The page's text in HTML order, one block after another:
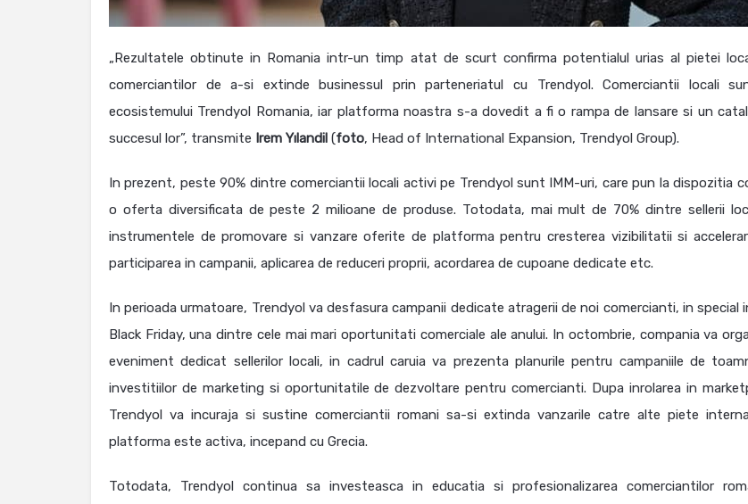
„Rezultatele obtinute in Romania intr-un timp atat de scurt confirma potentialul urias al pietei
comerciantilor de a-si extinde businessul prin parteneriatul cu Trendyol. Comerciantii locali
ecosistemului Trendyol Romania, iar platforma noastra s-a dovedit a fi o rampa de lansare si un
succesul lor”, transmite Irem Yılandil (foto, Head of International Expansion, Trendyol Group).
In prezent, peste 90% dintre comerciantii locali activi pe Trendyol sunt IMM-uri, care pun la dispozitia
o oferta diversificata de peste 2 milioane de produse. Totodata, mai mult de 70% dintre sellerii
instrumentele de promovare si vanzare oferite de platforma pentru cresterea vizibilitatii si
participarea in campanii, aplicarea de reduceri proprii, acordarea de cupoane dedicate etc.
In perioada urmatoare, Trendyol va desfasura campanii dedicate atragerii de noi comercianti, in special
Black Friday, una dintre cele mai mari oportunitati comerciale ale anului. In octombrie, compania va
eveniment dedicat sellerilor locali, in cadrul caruia va prezenta planurile pentru campaniile de
investitiilor de marketing si oportunitatile de dezvoltare pentru comercianti. Dupa inrolarea in
Trendyol va incuraja si sustine comerciantii romani sa-si extinda vanzarile catre alte piete
platforma este activa, incepand cu Grecia.
Totodata, Trendyol continua sa investeasca in educatia si profesionalizarea comerciantilor